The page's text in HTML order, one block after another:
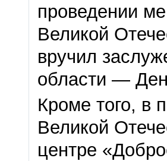
проведении
Великой
вручил
области —
Кроме того, в
Великой
центре